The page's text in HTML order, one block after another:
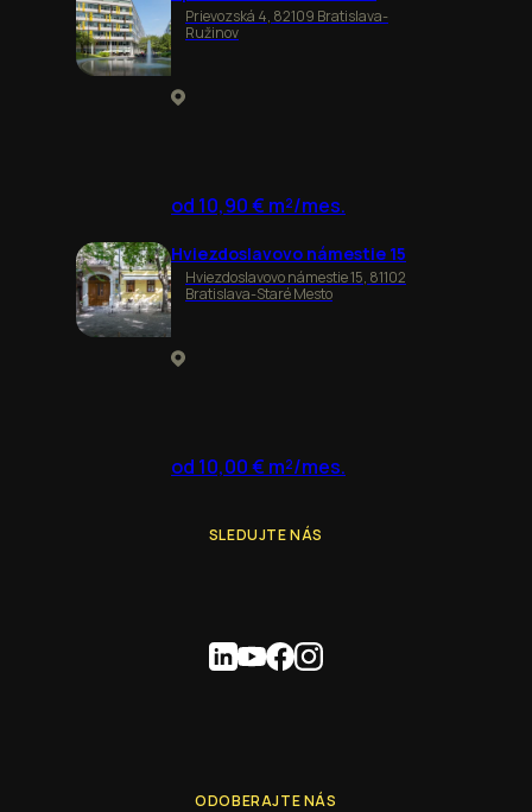
Prievozská 4, 82109 Bratislava-
Ružinov
od 10,90 € m²/mes.
Hviezdoslavovo námestie 15
Hviezdoslavovo námestie 15, 81102
Bratislava-Staré Mesto
od 10,00 € m²/mes.
SLEDUJTE NÁS
ODOBERAJTE NÁS